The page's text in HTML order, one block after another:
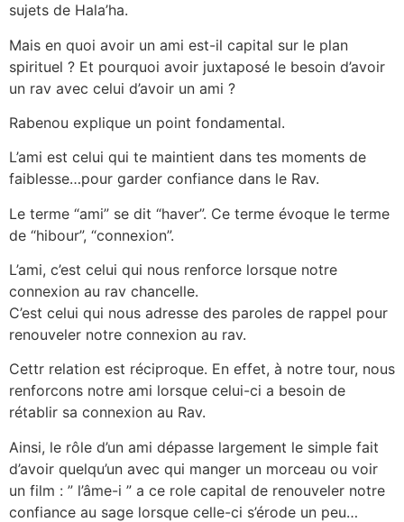
sujets de Hala’ha.
Mais en quoi avoir un ami est-il capital sur le plan
spirituel ? Et pourquoi avoir juxtaposé le besoin d’avoir
un rav avec celui d’avoir un ami ?
Rabenou explique un point fondamental.
L’ami est celui qui te maintient dans tes moments de
faiblesse…pour garder confiance dans le Rav.
Le terme “ami” se dit “haver”. Ce terme évoque le terme
de “hibour”, “connexion”.
L’ami, c’est celui qui nous renforce lorsque notre
connexion au rav chancelle.
C’est celui qui nous adresse des paroles de rappel pour
renouveler notre connexion au rav.
Cettr relation est réciproque. En effet, à notre tour, nous
renforcons notre ami lorsque celui-ci a besoin de
rétablir sa connexion au Rav.
Ainsi, le rôle d’un ami dépasse largement le simple fait
d’avoir quelqu’un avec qui manger un morceau ou voir
un film : ” l’âme-i ” a ce role capital de renouveler notre
confiance au sage lorsque celle-ci s’érode un peu…